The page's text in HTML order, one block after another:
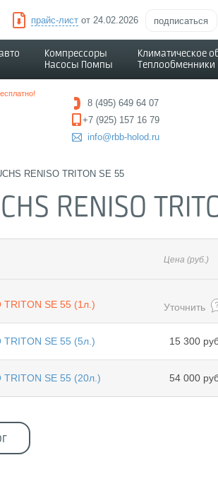
прайс-листот 24.02.2026 подписаться
Компрессоры
Насосы Помпы
Климатическое
Теплообменники
8 (495) 649 64 07
+7 (925) 157 16 79
info@rbb-holod.ru
RENISO TRITON SE 55
RENISO
Цена (руб.)
TRITON SE 55 (1л.) Уточнить
TRITON SE 55 (5л.) 15 300
SE 55 (20л.) 54 000